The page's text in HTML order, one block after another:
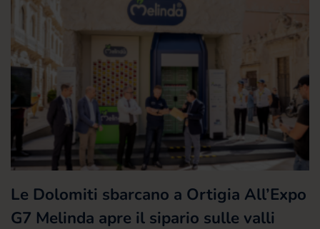
Le Dolomiti sbarcano a Ortigia All’Expo
G7 Melinda apre il sipario sulle valli